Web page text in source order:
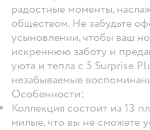
радостные моменты,
обществом. Не забудьте
усыновлении, чтобы ваш
искреннюю заботу и
уюта и тепла с 5 Surprise
незабываемые
Особенности:
Коллекция состоит из 13
милые, что вы не сможете